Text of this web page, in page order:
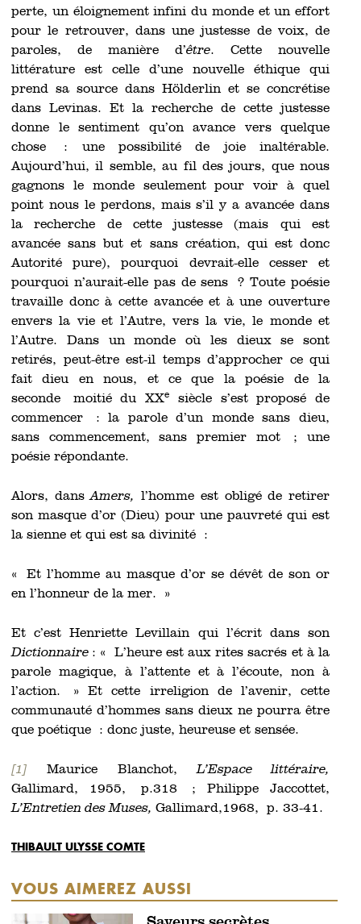
perte, un éloignement infini du monde et un effort
pour le retrouver, dans une justesse de voix, de
paroles, de manière d’être. Cette nouvelle
littérature est celle d’une nouvelle éthique qui
prend sa source dans Hölderlin et se concrétise
dans Levinas. Et la recherche de cette justesse
donne le sentiment qu’on avance vers quelque
chose : une possibilité de joie inaltérable.
Aujourd’hui, il semble, au fil des jours, que nous
gagnons le monde seulement pour voir à quel
point nous le perdons, mais s’il y a avancée dans
la recherche de cette justesse (mais qui est
avancée sans but et sans création, qui est donc
Autorité pure), pourquoi devrait-elle cesser et
pourquoi n’aurait-elle pas de sens ? Toute poésie
travaille donc à cette avancée et à une ouverture
envers la vie et l’Autre, vers la vie, le monde et
l’Autre. Dans un monde où les dieux se sont
retirés, peut-être est-il temps d’approcher ce qui
fait dieu en nous, et ce que la poésie de la
seconde moitié du XXe
siècle s’est proposé de
commencer : la parole d’un monde sans dieu,
sans commencement, sans premier mot ; une
poésie répondante.
Alors, dansAmers,
l’homme est obligé de retirer
son masque d’or (Dieu) pour une pauvreté qui est
la sienne et qui est sa divinité :
« Et l’homme au masque d’or se dévêt de son or
en l’honneur de la mer. »
Et c’est Henriette Levillain qui l’écrit dans son
Dictionnaire : « L’heure est aux rites sacrés et à la
parole magique, à l’attente et à l’écoute, non à
l’action. » Et cette irreligion de l’avenir, cette
communauté d’hommes sans dieux ne pourra être
que poétique : donc juste, heureuse et sensée.
[1] Maurice Blanchot,L’Espace littéraire,
Gallimard, 1955, p.318 ; Philippe Jaccottet,
L’Entretien des Muses, Gallimard,1968, p. 33-41.
THIBAULT ULYSSE COMTE
VOUS AIMEREZ AUSSI